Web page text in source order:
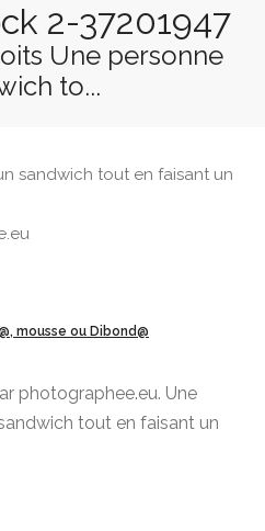
2-37201947
Une personne
to...
mousse ou Dibond@
photographee.eu. Une
tout en faisant un